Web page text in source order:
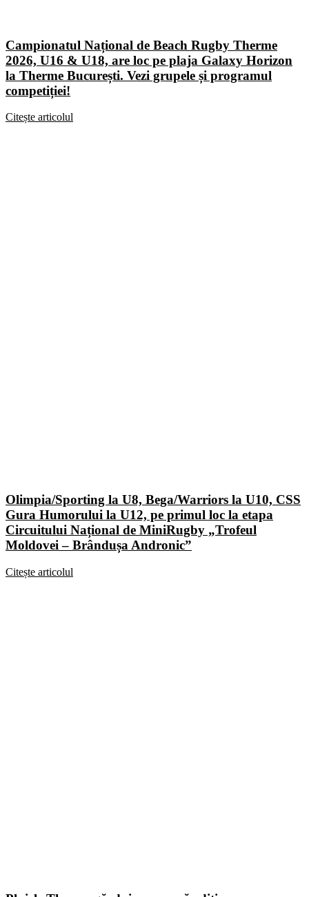
Campionatul Național de Beach Rugby Therme
2026, U16 & U18, are loc pe plaja Galaxy Horizon
la Therme București. Vezi grupele și programul
competiției!
Citește articolul
Olimpia/Sporting la U8, Bega/Warriors la U10, CSS
Gura Humorului la U12, pe primul loc la etapa
Circuitului Național de MiniRugby „Trofeul
Moldovei – Brândușa Andronic”
Citește articolul